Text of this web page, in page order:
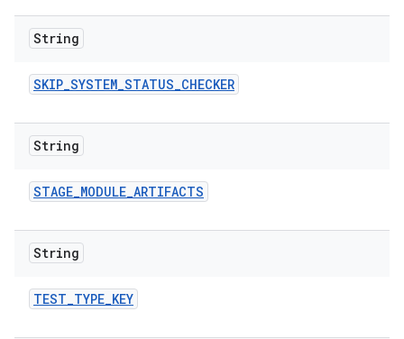
String
SKIP_SYSTEM_STATUS_CHECKER
String
STAGE_MODULE_ARTIFACTS
String
TEST_TYPE_KEY